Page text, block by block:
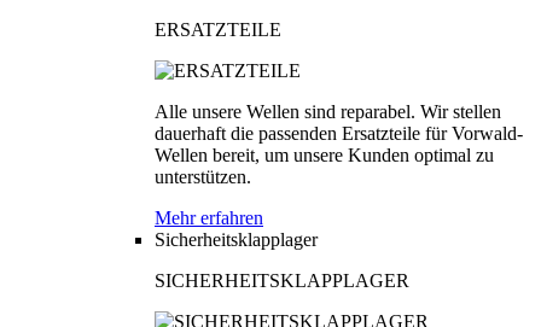
ERSATZTEILE
Alle unsere Wellen sind reparabel. Wir stellen
dauerhaft die passenden Ersatzteile für Vorwald-
Wellen bereit, um unsere Kunden optimal zu
unterstützen.
Mehr erfahren
Sicherheitsklapplager
SICHERHEITSKLAPPLAGER